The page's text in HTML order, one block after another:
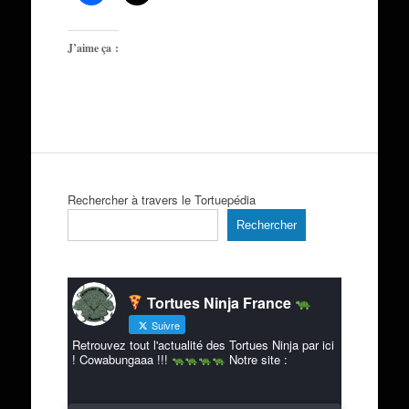
J’aime ça :
Rechercher à travers le Tortuepédia
Rechercher
Tortues Ninja France
Suivre
Retrouvez tout l'actualité des Tortues Ninja par ici
! Cowabungaaa !!!
Notre site :